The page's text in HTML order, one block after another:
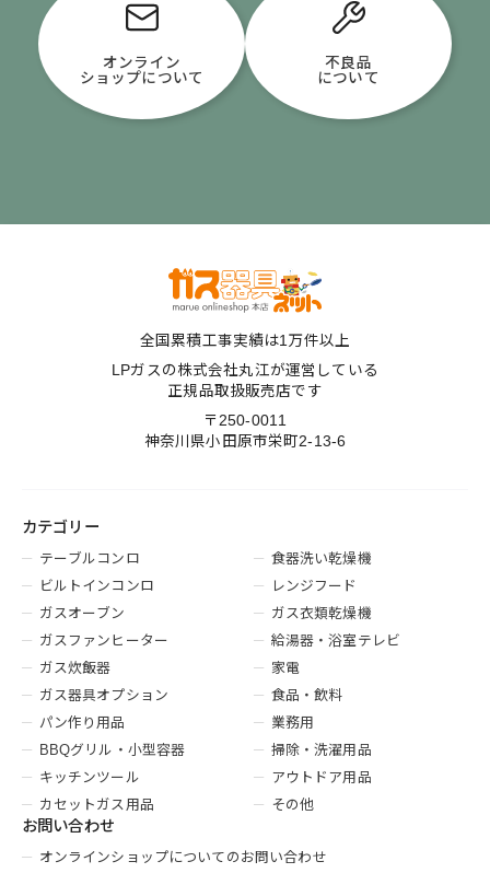
オンライン
ショップについて
不良品
について
全国累積工事実績は1万件以上
LPガスの株式会社丸江が運営している
正規品取扱販売店です
〒250-0011
神奈川県小田原市栄町2-13-6
カテゴリー
テーブルコンロ
ビルトインコンロ
ガスオーブン
ガスファンヒーター
ガス炊飯器
ガス器具オプション
パン作り用品
BBQグリル・小型容器
キッチンツール
カセットガス用品
食器洗い乾燥機
レンジフード
ガス衣類乾燥機
給湯器・浴室テレビ
家電
食品・飲料
業務用
掃除・洗濯用品
アウトドア用品
その他
お問い合わせ
オンラインショップについてのお問い合わせ